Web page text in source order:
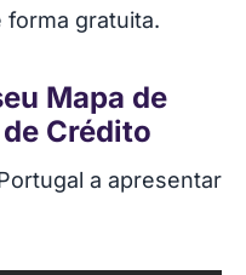
forma gratuita.
Mapa de
Crédito
a apresentar